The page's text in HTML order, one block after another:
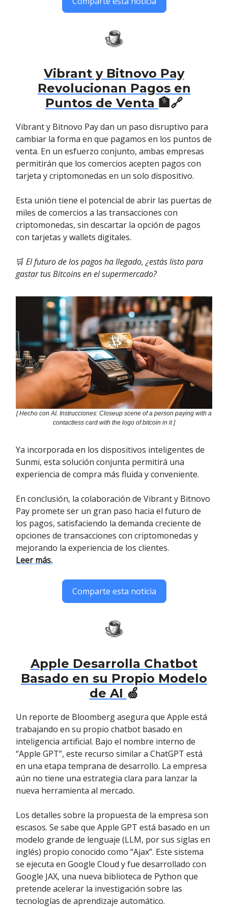
Vibrant y Bitnovo Pay
Revolucionan Pagos en
Puntos de Venta 🏦🔗
Vibrant y Bitnovo Pay dan un paso disruptivo para
cambiar la forma en que pagamos en los puntos de
venta. En un esfuerzo conjunto, ambas empresas
permitirán que los comercios acepten pagos con
tarjeta y criptomonedas en un solo dispositivo.
Esta unión tiene el potencial de abrir las puertas de
miles de comercios a las transacciones con
criptomonedas, sin descartar la opción de pagos
con tarjetas y wallets digitales.
🛒 El futuro de los pagos ha llegado, ¿estás listo para
gastar tus Bitcoins en el supermercado?
[ Hecho con AI. Instrucciones: Closeup scene of a person paying with a
contactless card with the logo of bitcoin in it ]
Ya incorporada en los dispositivos inteligentes de
Sunmi, esta solución conjunta permitirá una
experiencia de compra más fluida y conveniente.
En conclusión, la colaboración de Vibrant y Bitnovo
Pay promete ser un gran paso hacia el futuro de
los pagos, satisfaciendo la demanda creciente de
opciones de transacciones con criptomonedas y
mejorando la experiencia de los clientes.
Leer más.
Comparte esta noticia
Apple Desarrolla Chatbot
Basado en su Propio Modelo
de AI 🍏
Un reporte de Bloomberg asegura que Apple está
trabajando en su propio chatbot basado en
inteligencia artificial. Bajo el nombre interno de
“Apple GPT”, este recurso similar a ChatGPT está
en una etapa temprana de desarrollo. La empresa
aún no tiene una estrategia clara para lanzar la
nueva herramienta al mercado.
Los detalles sobre la propuesta de la empresa son
escasos. Se sabe que Apple GPT está basado en un
modelo grande de lenguaje (LLM, por sus siglas en
inglés) propio conocido como “Ajax”. Este sistema
se ejecuta en Google Cloud y fue desarrollado con
Google JAX, una nueva biblioteca de Python que
pretende acelerar la investigación sobre las
tecnologías de aprendizaje automático.